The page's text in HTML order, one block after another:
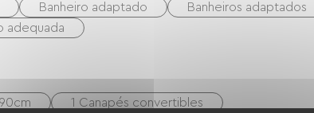
Banheiro adaptado
Banheiros adaptados
adequada
1 Canapés convertibles